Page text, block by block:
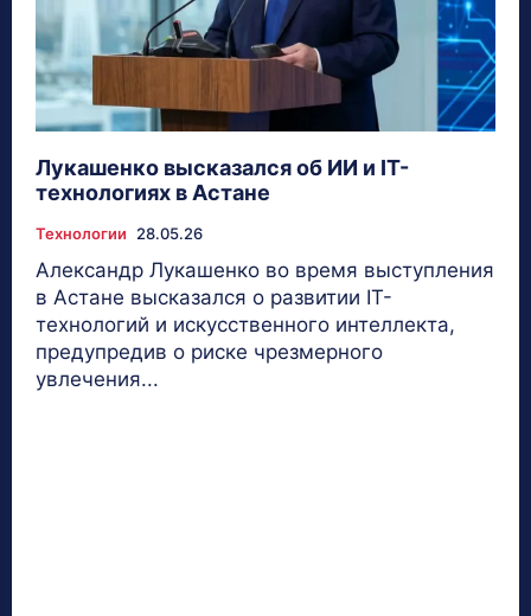
Лукашенко высказался об ИИ и IT-
технологиях в Астане
Технологии 28.05.26
Александр Лукашенко во время выступления
в Астане высказался о развитии IT-
технологий и искусственного интеллекта,
предупредив о риске чрезмерного
увлечения...